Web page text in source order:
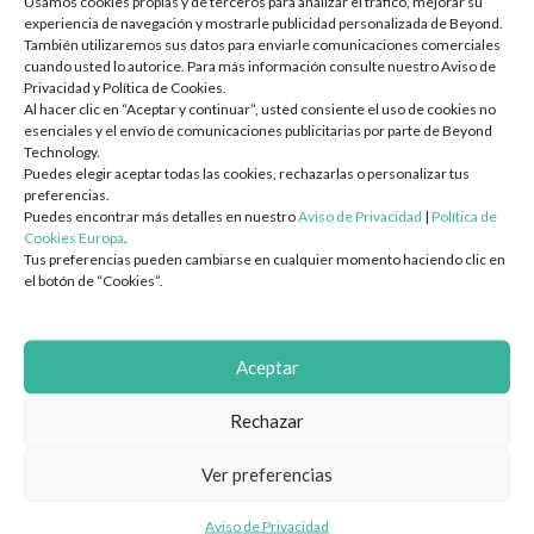
Transformación Digital y en la
Nube
Arquitectura y Migración a la Nube
Diseño e Implementación de SD-WAN / SD-LAN
Evaluación de Preparación y TCO en la Nube
Planes de Migración por Oleadas — Lift/Shift, Re-plataforma,
Re-arquitectura
Diseño de Infraestructura de Red (LAN/WAN/WiFi)
Modernización de Centros de Datos
Modernización de Aplicaciones y Contenedorización
DevOps e Ingeniería de Plataformas
Estrategia e Integración de IA y Automatización
Diseño de Arquitectura de Confianza Cero (Zero Trust)
Evaluación de Seguridad y Análisis de Brechas
experiencia de navegación y mostrarle publicidad personalizada de Beyond.
También utilizaremos sus datos para enviarle comunicaciones comerciales
cuando usted lo autorice. Para más información consulte nuestro Aviso de
Privacidad y Política de Cookies.
Al hacer clic en “Aceptar y continuar”, usted consiente el uso de cookies no
esenciales y el envío de comunicaciones publicitarias por parte de Beyond
Technology.
Puedes elegir aceptar todas las cookies, rechazarlas o personalizar tus
preferencias.
Puedes encontrar más detalles en nuestroAviso de Privacidad | Política de
Cookies Europa
Tus preferencias pueden cambiarse en cualquier momento haciendo clic en
el botón de “Cookies”.
Aceptar
Rechazar
Ver preferencias
Aviso de Privacidad
Beyond Technology como Silver Partner de SOTI